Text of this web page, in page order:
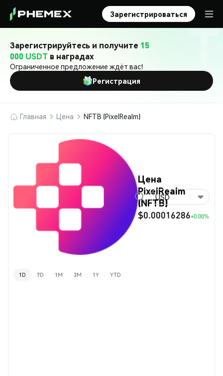
Зарегистрироваться
Зарегистрируйтесь и получите 15
000 USDT в наградах
Ограниченное предложение ждёт вас!
Регистрация
Главная Цена NFTB (PixelRealm)
Цена
PixelRealm
(NFTB)
$0.00016286+0.00%
USD
1D 7D 1M 3M 1Y YTD